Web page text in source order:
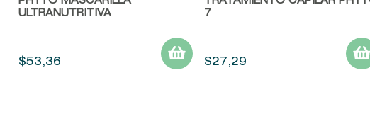
ULTRANUTRITIVA
$53,36
7
$27,29